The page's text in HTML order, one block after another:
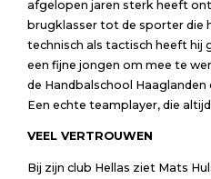
afgelopen jaren sterk heeft
brugklasser tot de sporter die
technisch als tactisch heeft hij
een fijne jongen om mee te
de Handbalschool Haaglanden
Een echte teamplayer, die
VEEL VERTROUWEN
Bij zijn club Hellas ziet Mats